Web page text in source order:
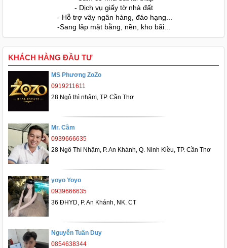
- Dịch vụ giấy tờ nhà đất
- Hỗ trợ vây ngân hàng, đáo hạng...
-Sang lâp mặt bằng, nền, kho bãi...
KHÁCH HÀNG ĐẦU TƯ
MS Phương ZoZo
0919211611
28 Ngô thì nhậm, TP. Cần Thơ
Mr. Cầm
0939666635
28 Ngô Thì Nhậm, P. An Khánh, Q. Ninh Kiều, TP. Cần Thơ
yoyo Yoyo
0939666635
36 ĐHYD, P. An Khánh, NK. CT
Nguyễn Tuấn Duy
0854638344